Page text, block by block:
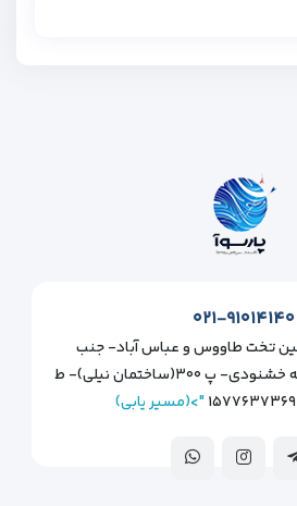
۰۲۱-۹۱۰۱۴۱۴۰
تخت طاووس و عباس آباد- جنب
پمپ بنزین- نبش کوچه خشنودی- پ ۳۰۰(ساختمان نیلی)- ط
">(مسیر یابی)